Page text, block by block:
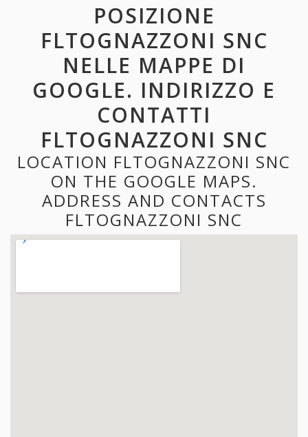
POSIZIONE
FLTOGNAZZONI SNC
NELLE MAPPE DI
GOOGLE. INDIRIZZO E
CONTATTI
FLTOGNAZZONI SNC
LOCATION FLTOGNAZZONI SNC
ON THE GOOGLE MAPS.
ADDRESS AND CONTACTS
FLTOGNAZZONI SNC